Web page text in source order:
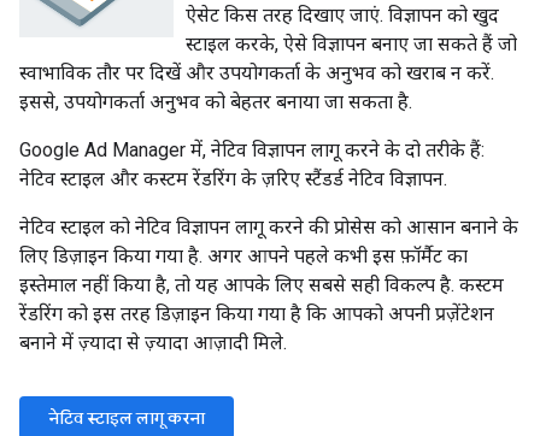
ऐसेट किस तरह दिखाए जाएं. विज्ञापन को खुद
स्टाइल करके, ऐसे विज्ञापन बनाए जा सकते हैं जो
स्वाभाविक तौर पर दिखें और उपयोगकर्ता के अनुभव को खराब न करें.
इससे, उपयोगकर्ता अनुभव को बेहतर बनाया जा सकता है.
Google Ad Manager में, नेटिव विज्ञापन लागू करने के दो तरीके हैं:
नेटिव स्टाइल और कस्टम रेंडरिंग के ज़रिए स्टैंडर्ड नेटिव विज्ञापन.
नेटिव स्टाइल को नेटिव विज्ञापन लागू करने की प्रोसेस को आसान बनाने के
लिए डिज़ाइन किया गया है. अगर आपने पहले कभी इस फ़ॉर्मैट का
इस्तेमाल नहीं किया है, तो यह आपके लिए सबसे सही विकल्प है. कस्टम
रेंडरिंग को इस तरह डिज़ाइन किया गया है कि आपको अपनी प्रज़ेंटेशन
बनाने में ज़्यादा से ज़्यादा आज़ादी मिले.
नेटिव स्टाइल लागू करना